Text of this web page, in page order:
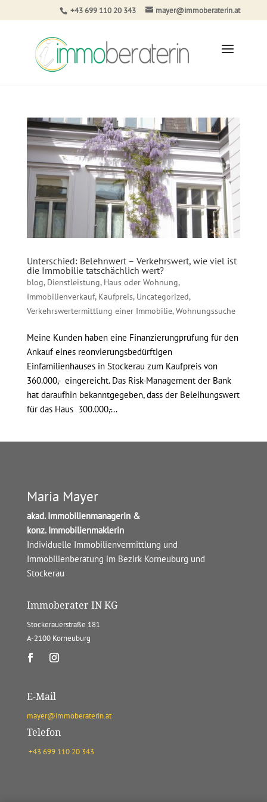
+43 699 110 20 343 mayer@immoberaterin.at
Unterschied: Belehnwert – Verkehrswert, wie viel ist
die Immobilie tatschächlich wert?
blog, Dienstleistung, Haus oder Wohnung,
Immobilienverkauf, Kaufpreis, Uncategorized,
Verkehrswertermittlung einer Immobilie,Wohnungssuche
Meine Kunden haben eine Finanzierungprüfung für den
Ankauf eines reonvierungsbedürftigen
Einfamilienhauses in Stockerau zum Kaufpreis von
360.000,- eingereicht. Das Risk-Management der Bank
hat daraufhin bekanntgegeben, dass der Beleihungswert
für das Haus 300.000,-...
Maria Mayer
akad. Immobilienmanagerin &
konz. Immobilienmaklerin
Individuelle Immobilienvermittlung und
Immobilienberatung im Bezirk Korneuburg und
Stockerau
Immoberater IN KG
Stockerauerstraße 181
A-2100 Korneuburg
E-Mail
mayer@immoberaterin.at
Telefon
+43 699 110 20 343